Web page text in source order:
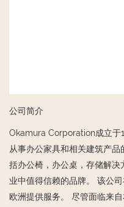
公司简介
Okamura Corporation成立于
从事办公家具和相关建筑产
括办公椅，办公桌，存储解
业中值得信赖的品牌。 该公
欧洲提供服务。 尽管面临来